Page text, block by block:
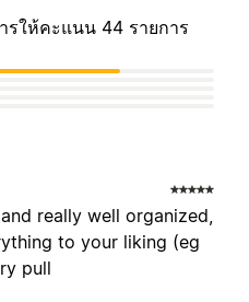
รให้คะแนน 44 รายการ
really well organized,
to your liking (eg
pull